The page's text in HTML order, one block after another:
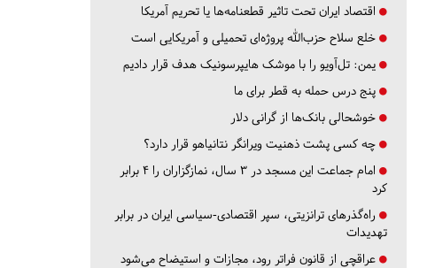
اقتصاد ایران تحت تاثیر قطعنامه‌ها یا تحریم‌ آمریکا
خلع سلاح حزب‌الله پروژه‌ای تحمیلی و آمریکایی است
یمن: تل‌آویو را با موشک هایپرسونیک هدف قرار دادیم
پنج درس‌ حمله به قطر برای ما
خوشحالی بانک‌ها از گرانی دلار
چه کسی پشت ذهنیت ویرانگر نتانیاهو قرار دارد؟
امام جماعت این مسجد در ۳ سال، نمازگزاران را ۴ برابر
کرد
راه‌گذرهای ترانزیتی، سپر اقتصادی-سیاسی ایران در برابر
تهدیدات
عراقچی از قانون فراتر رود، مجازات و استیضاح می‌شود